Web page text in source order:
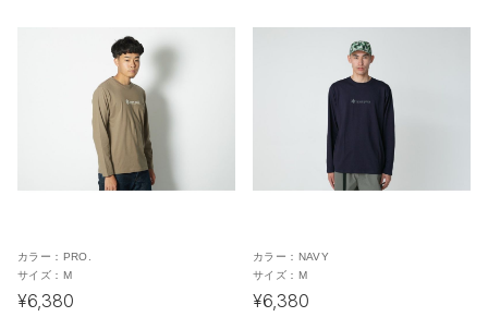
カラー： PRO.
サイズ： M
¥6,380
カラー： NAVY
サイズ： M
¥6,380